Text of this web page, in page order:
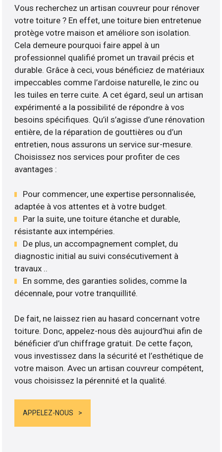
Vous recherchez un artisan couvreur pour rénover
votre toiture ? En effet, une toiture bien entretenue
protège votre maison et améliore son isolation.
Cela demeure pourquoi faire appel à un
professionnel qualifié promet un travail précis et
durable. Grâce à ceci, vous bénéficiez de matériaux
impeccables comme l’ardoise naturelle, le zinc ou
les tuiles en terre cuite. A cet égard, seul un artisan
expérimenté a la possibilité de répondre à vos
besoins spécifiques. Qu’il s’agisse d’une rénovation
entière, de la réparation de gouttières ou d’un
entretien, nous assurons un service sur-mesure.
Choisissez nos services pour profiter de ces
avantages :
Pour commencer, une expertise personnalisée,
adaptée à vos attentes et à votre budget.
Par la suite, une toiture étanche et durable,
résistante aux intempéries.
De plus, un accompagnement complet, du
diagnostic initial au suivi consécutivement à
travaux ..
En somme, des garanties solides, comme la
décennale, pour votre tranquillité.
De fait, ne laissez rien au hasard concernant votre
toiture. Donc, appelez-nous dès aujourd’hui afin de
bénéficier d’un chiffrage gratuit. De cette façon,
vous investissez dans la sécurité et l’esthétique de
votre maison. Avec un artisan couvreur compétent,
vous choisissez la pérennité et la qualité.
APPELEZ-NOUS